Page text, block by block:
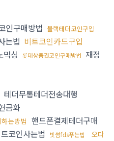
인구매방법 블랙테더코인구입
는법 비트코인카드구입
믹싱 롯데상품권코인구매방법
재정
테더무통테더전송대행
금화
는방법 핸드폰결제테더구매
코인사는법 빗썸fds푸는법
오다